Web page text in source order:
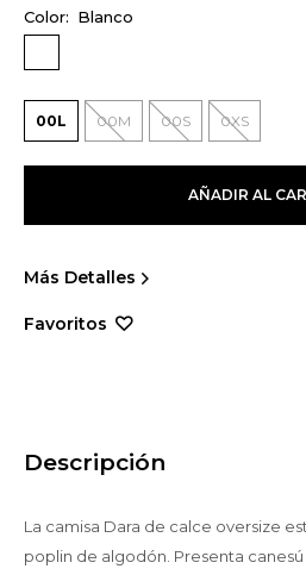
Blanco
00L 00M 00S 0XS
AÑADIR AL
Más Detalles
Descripción
La camisa Dara de calce oversize
poplin de algodón. Presenta